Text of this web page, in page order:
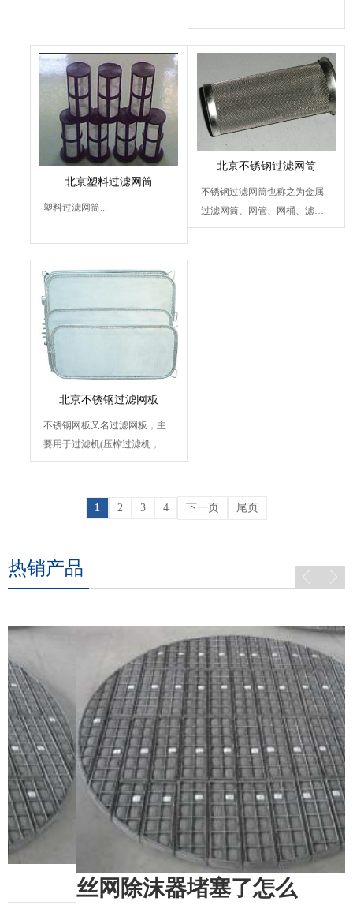
北京塑料过滤网筒
塑料过滤网筒...
北京不锈钢过滤网筒
不锈钢过滤网筒也称之为金属
过滤网筒、网管、网桶、滤
管，由不锈钢网、铁网、不...
北京不锈钢过滤网板
不锈钢网板又名过滤网板，主
要用于过滤机(压榨过滤机，水
平叶片式过滤机，板式密...
1 2 3 4 下一页 尾页
热销产品
丝网除沫器堵塞了怎么